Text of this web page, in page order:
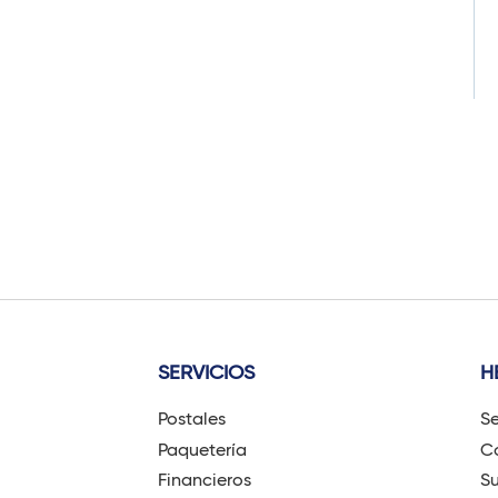
SERVICIOS
Postales
Paquetería
Financieros